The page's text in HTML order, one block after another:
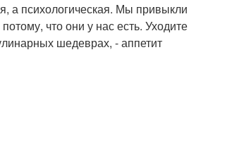
а психологическая. Мы привыкли
что они у нас есть. Уходите
шедеврах, - аппетит